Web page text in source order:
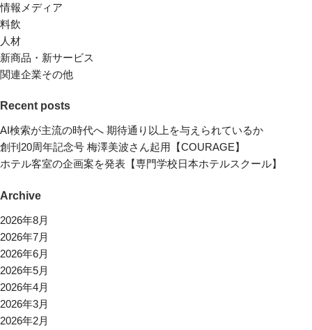
情報メディア
料飲
人材
新商品・新サービス
関連企業その他
Recent posts
AI検索が主流の時代へ 期待通り以上を与えられているか
創刊20周年記念号 梅澤美波さん起用【COURAGE】
ホテル客室の企画案を発表【専門学校日本ホテルスクール】
Archive
2026年8月
2026年7月
2026年6月
2026年5月
2026年4月
2026年3月
2026年2月